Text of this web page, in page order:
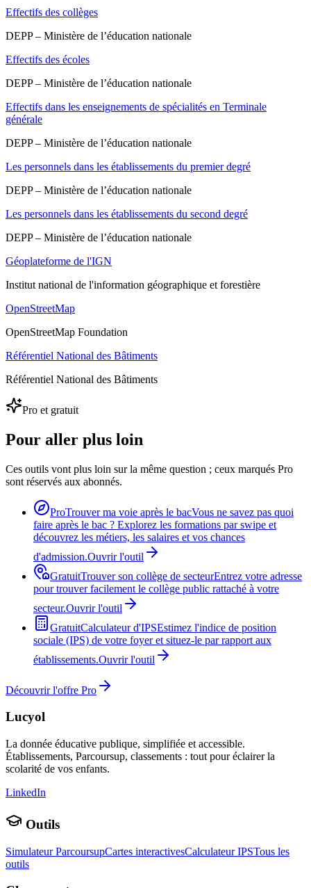
Effectifs des collèges
DEPP – Ministère de l’éducation nationale
Effectifs des écoles
DEPP – Ministère de l’éducation nationale
Effectifs dans les enseignements de spécialités en Terminale
générale
DEPP – Ministère de l’éducation nationale
Les personnels dans les établissements du premier degré
DEPP – Ministère de l’éducation nationale
Les personnels dans les établissements du second degré
DEPP – Ministère de l’éducation nationale
Géoplateforme de l'IGN
Institut national de l'information géographique et forestière
OpenStreetMap
OpenStreetMap Foundation
Référentiel National des Bâtiments
Référentiel National des Bâtiments
Pro et gratuit
Pour aller plus loin
Ces outils vont plus loin sur la même question ; ceux marqués Pro
sont réservés aux abonnés.
ProTrouver ma voie après le bacVous ne savez pas quoi
faire après le bac ? Explorez les formations par swipe et
découvrez les métiers, les salaires et vos chances
d'admission.Ouvrir l'outil
GratuitTrouver son collège de secteurEntrez votre adresse
pour trouver facilement le collège public rattaché à votre
secteur.Ouvrir l'outil
GratuitCalculateur d'IPSEstimez l'indice de position
sociale (IPS) de votre foyer et situez-le par rapport aux
établissements.Ouvrir l'outil
Découvrir l'offre Pro
Lucyol
La donnée éducative publique, simplifiée et accessible.
Établissements, Parcoursup, classements : tout pour éclairer la
scolarité de vos enfants.
LinkedIn
Outils
Simulateur ParcoursupCartes interactivesCalculateur IPSTous les
outils